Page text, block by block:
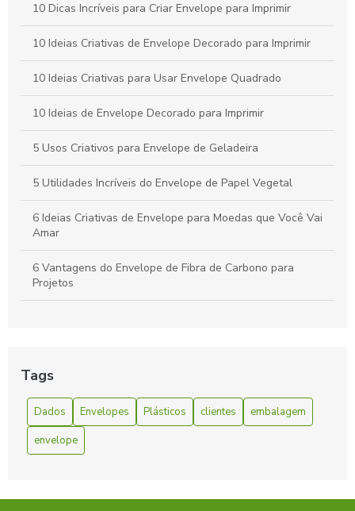
Envelope remetente é essencial para garantir a entrega
correta. Descubra como escolher o ideal para suas
correspondências.
Envelope A4 branco é a escolha ideal para suas
necessidades de apresentação e organização. Descubra suas
10 Dicas Incríveis para Criar Envelope para Imprimir
10 Ideias Criativas de Envelope Decorado para Imprimir
10 Ideias Criativas para Usar Envelope Quadrado
10 Ideias de Envelope Decorado para Imprimir
5 Usos Criativos para Envelope de Geladeira
5 Utilidades Incríveis do Envelope de Papel Vegetal
6 Ideias Criativas de Envelope para Moedas que Você Vai
Amar
6 Vantagens do Envelope de Fibra de Carbono para
Projetos
Solucionando Suas Necessidades de Envio Rápido
Benefícios do Envelope Zip Lock
Como escolher Envelope coextrusado com lacre adesivo
Como Escolher o Envelope A4 Ideal para Suas
Tags
Dados Envelopes Plásticos clientes
embalagem
envelope